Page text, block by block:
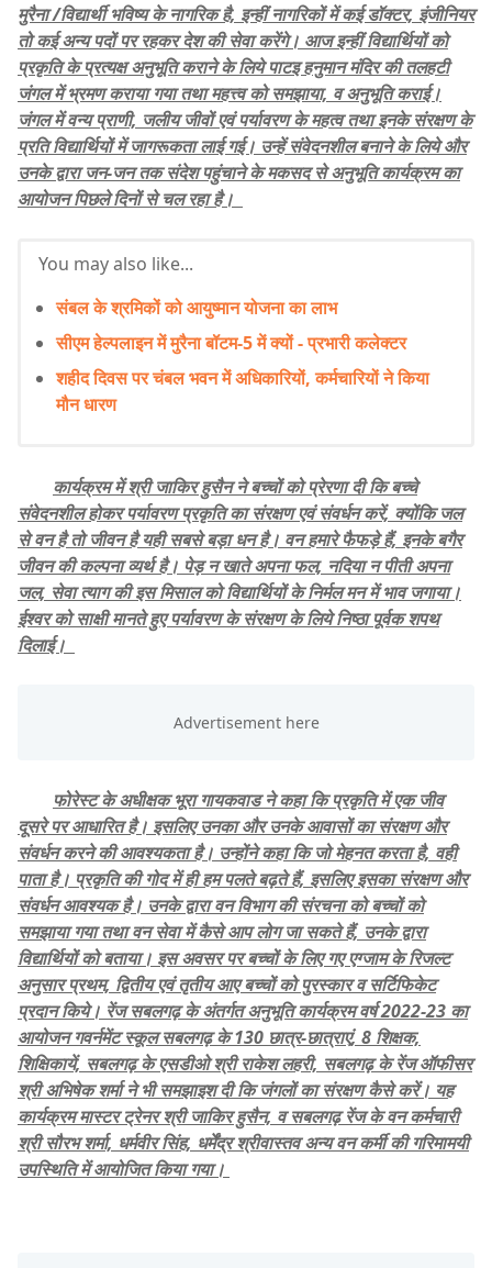
मुरैना /विद्यार्थी भविष्य के नागरिक है, इन्हीं नागरिकों में कई डॉक्टर, इंजीनियर
तो कई अन्य पदों पर रहकर देश की सेवा करेंगे। आज इन्हीं विद्यार्थियों को
प्रकृति के प्रत्यक्ष अनुभूति कराने के लिये पाटइ हनुमान मंदिर की तलहटी
जंगल में भ्रमण कराया गया तथा महत्त्व को समझाया, व अनुभूति कराई।
जंगल में वन्य प्राणी, जलीय जीवों एवं पर्यावरण के महत्व तथा इनके संरक्षण के
प्रति विद्यार्थियों में जागरूकता लाई गई। उन्हें संवेदनशील बनाने के लिये और
उनके द्वारा जन-जन तक संदेश पहुंचाने के मकसद से अनुभूति कार्यक्रम का
आयोजन पिछले दिनों से चल रहा है।
You may also like...
संबल के श्रमिकों को आयुष्मान योजना का लाभ
सीएम हेल्पलाइन में मुरैना बॉटम-5 में क्यों - प्रभारी कलेक्टर
शहीद दिवस पर चंबल भवन में अधिकारियों, कर्मचारियों ने किया
मौन धारण
कार्यक्रम में श्री जाकिर हुसैन ने बच्चों को प्रेरणा दी कि बच्चे
संवेदनशील होकर पर्यावरण प्रकृति का संरक्षण एवं संवर्धन करें, क्योंकि जल
से वन है तो जीवन है यही सबसे बड़ा धन है। वन हमारे फैफड़े हैं, इनके बगैर
जीवन की कल्पना व्यर्थ है। पेड़ न खाते अपना फल, नदिया न पीती अपना
जल, सेवा त्याग की इस मिसाल को विद्यार्थियों के निर्मल मन में भाव जगाया।
ईश्वर को साक्षी मानते हुए पर्यावरण के संरक्षण के लिये निष्ठा पूर्वक शपथ
दिलाई।
फोरेस्ट के अधीक्षक भूरा गायकवाड ने कहा कि प्रकृति में एक जीव
दूसरे पर आधारित है। इसलिए उनका और उनके आवासों का संरक्षण और
संवर्धन करने की आवश्यकता है। उन्होंने कहा कि जो मेहनत करता है, वही
पाता है। प्रकृति की गोद में ही हम पलते बढ़ते हैं, इसलिए इसका संरक्षण और
संवर्धन आवश्यक है। उनके द्वारा वन विभाग की संरचना को बच्चों को
समझाया गया तथा वन सेवा में कैसे आप लोग जा सकते हैं, उनके द्वारा
विद्यार्थियों को बताया। इस अवसर पर बच्चों के लिए गए एग्जाम के रिजल्ट
अनुसार प्रथम, द्वितीय एवं तृतीय आए बच्चों को पुरस्कार व सर्टिफिकेट
प्रदान किये। रेंज सबलगढ़ के अंतर्गत अनुभूति कार्यक्रम वर्ष 2022-23 का
आयोजन गवर्नमेंट स्कूल सबलगढ़ के 130 छात्र-छात्राएं, 8 शिक्षक,
शिक्षिकायें, सबलगढ़ के एसडीओ श्री राकेश लहरी, सबलगढ़ के रेंज ऑफीसर
श्री अभिषेक शर्मा ने भी समझाइश दी कि जंगलों का संरक्षण कैसे करें। यह
कार्यक्रम मास्टर ट्रेनर श्री जाकिर हुसैन, व सबलगढ़ रेंज के वन कर्मचारी
श्री सौरभ शर्मा, धर्मवीर सिंह, धर्मेंद्र श्रीवास्तव अन्य वन कर्मी की गरिमामयी
उपस्थिति में आयोजित किया गया।